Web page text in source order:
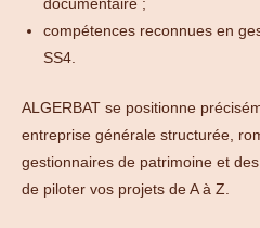
compétences reconnues en
SS4.
ALGERBAT se positionne
entreprise générale structurée,
gestionnaires de patrimoine et
de piloter vos projets de A à Z.